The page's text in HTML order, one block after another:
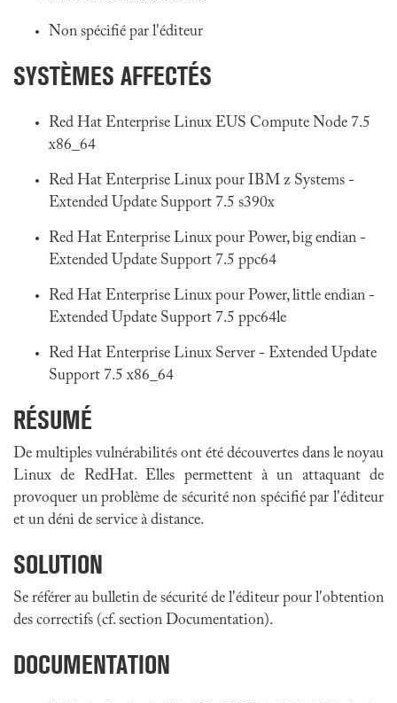
Non spécifié par l'éditeur
SYSTÈMES AFFECTÉS
Red Hat Enterprise Linux EUS Compute Node 7.5
x86_64
Red Hat Enterprise Linux pour IBM z Systems -
Extended Update Support 7.5 s390x
Red Hat Enterprise Linux pour Power, big endian -
Extended Update Support 7.5 ppc64
Red Hat Enterprise Linux pour Power, little endian -
Extended Update Support 7.5 ppc64le
Red Hat Enterprise Linux Server - Extended Update
Support 7.5 x86_64
RÉSUMÉ
De multiples vulnérabilités ont été découvertes dans le noyau
Linux de RedHat. Elles permettent à un attaquant de
provoquer un problème de sécurité non spécifié par l'éditeur
et un déni de service à distance.
SOLUTION
Se référer au bulletin de sécurité de l'éditeur pour l'obtention
des correctifs (cf. section Documentation).
DOCUMENTATION